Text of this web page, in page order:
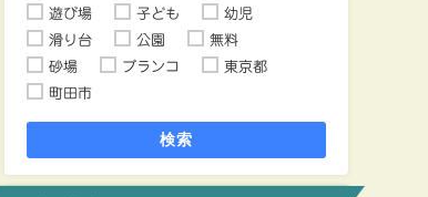
遊び場 子ども
幼児
滑り台
公園
無料
砂場
ブランコ
東京都
町田市
検索